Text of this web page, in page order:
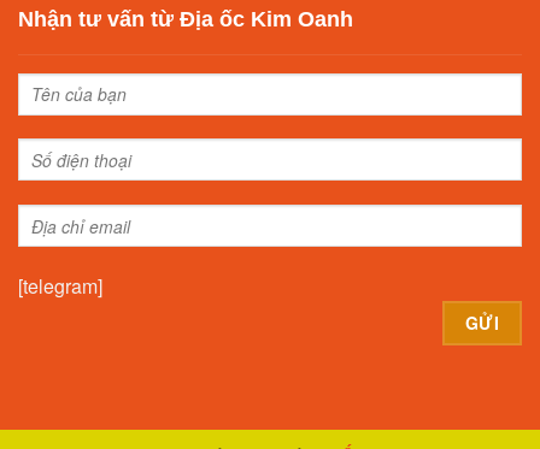
Nhận tư vấn từ Địa ốc Kim Oanh
[telegram]